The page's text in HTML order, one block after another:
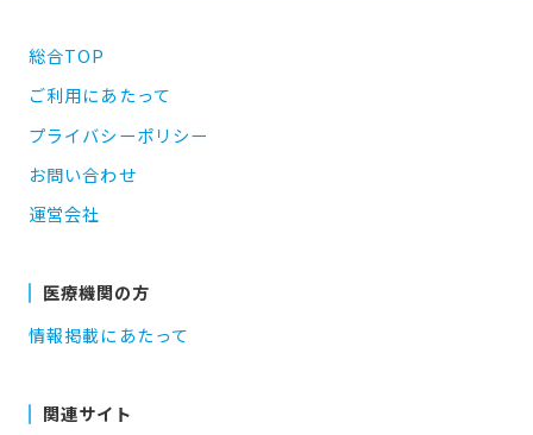
総合TOP
ご利用にあたって
プライバシーポリシー
お問い合わせ
運営会社
医療機関の方
情報掲載にあたって
関連サイト